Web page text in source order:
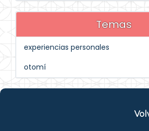
Temas
experiencias personales
otomí